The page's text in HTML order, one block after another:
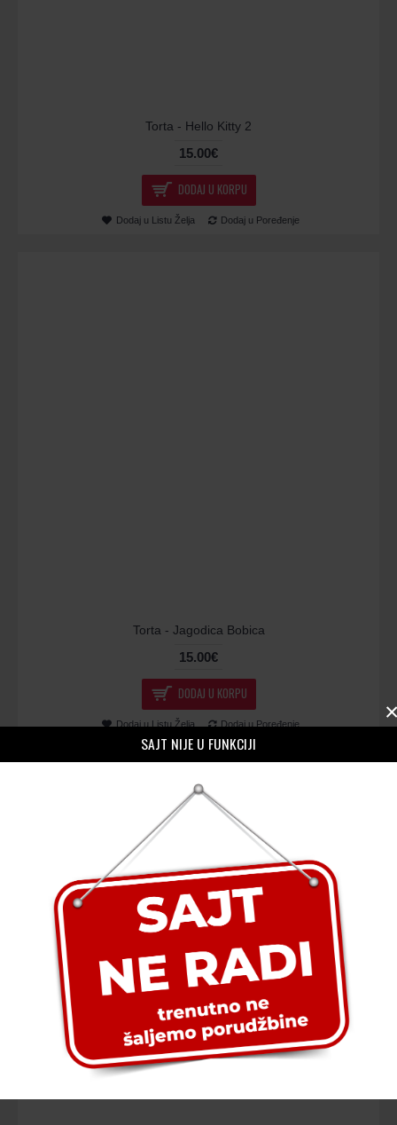
SAJT NIJE U FUNKCIJI
Torta - Hello Kitty 2
15.00€
DODAJ U KORPU
Dodaj u Listu Želja Dodaj u Poređenje
Torta - Jagodica Bobica
15.00€
DODAJ U KORPU
Dodaj u Listu Želja Dodaj u Poređenje